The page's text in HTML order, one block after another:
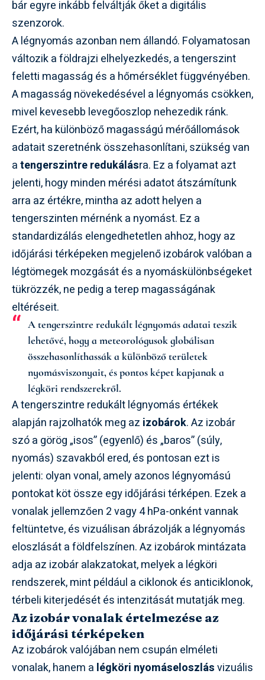
bár egyre inkább felváltják őket a digitális
szenzorok.
A légnyomás azonban nem állandó. Folyamatosan
változik a földrajzi elhelyezkedés, a tengerszint
feletti magasság és a hőmérséklet függvényében.
A magasság növekedésével a légnyomás csökken,
mivel kevesebb levegőoszlop nehezedik ránk.
Ezért, ha különböző magasságú mérőállomások
adatait szeretnénk összehasonlítani, szükség van
atengerszintre redukálásra. Ez a folyamat azt
jelenti, hogy minden mérési adatot átszámítunk
arra az értékre, mintha az adott helyen a
tengerszinten mérnénk a nyomást. Ez a
standardizálás elengedhetetlen ahhoz, hogy az
időjárási térképeken megjelenő izobárok valóban a
légtömegek mozgását és a nyomáskülönbségeket
tükrözzék, ne pedig a terep magasságának
eltéréseit.
A tengerszintre redukált légnyomás adatai teszik
lehetővé, hogy a meteorológusok globálisan
összehasonlíthassák a különböző területek
nyomásviszonyait, és pontos képet kapjanak a
légköri rendszerekről.
A tengerszintre redukált légnyomás értékek
alapján rajzolhatók meg az izobárok. Az izobár
szó a görög „isos” (egyenlő) és „baros” (súly,
nyomás) szavakból ered, és pontosan ezt is
jelenti: olyan vonal, amely azonos légnyomású
pontokat köt össze egy időjárási térképen. Ezek a
vonalak jellemzően 2 vagy 4 hPa-onként vannak
feltüntetve, és vizuálisan ábrázolják a légnyomás
eloszlását a földfelszínen. Az izobárok mintázata
adja az izobár alakzatokat, melyek a légköri
rendszerek, mint például a ciklonok és anticiklonok,
térbeli kiterjedését és intenzitását mutatják meg.
Az izobár vonalak értelmezése az
időjárási térképeken
Az izobárok valójában nem csupán elméleti
vonalak, hanem a légköri nyomáseloszlásvizuális